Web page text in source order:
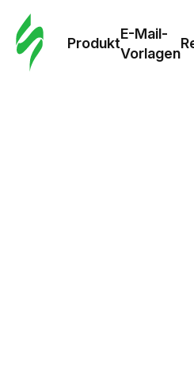
Produkt
E-Mail-
Vorlagen